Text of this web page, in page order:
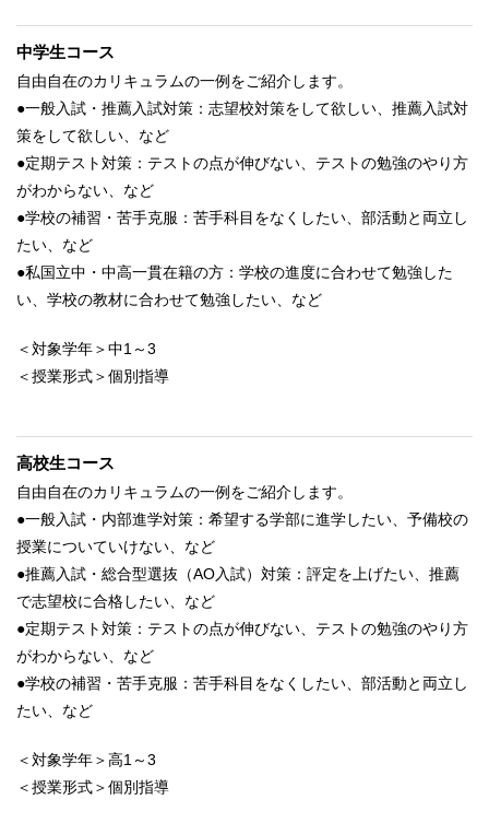
中学生コース
自由自在のカリキュラムの一例をご紹介します。
●一般入試・推薦入試対策：志望校対策をして欲しい、推薦入試対
策をして欲しい、など
●定期テスト対策：テストの点が伸びない、テストの勉強のやり方
がわからない、など
●学校の補習・苦手克服：苦手科目をなくしたい、部活動と両立し
たい、など
●私国立中・中高一貫在籍の方：学校の進度に合わせて勉強した
い、学校の教材に合わせて勉強したい、など
＜対象学年＞中1～3
＜授業形式＞個別指導
高校生コース
自由自在のカリキュラムの一例をご紹介します。
●一般入試・内部進学対策：希望する学部に進学したい、予備校の
授業についていけない、など
●推薦入試・総合型選抜（AO入試）対策：評定を上げたい、推薦
で志望校に合格したい、など
●定期テスト対策：テストの点が伸びない、テストの勉強のやり方
がわからない、など
●学校の補習・苦手克服：苦手科目をなくしたい、部活動と両立し
たい、など
＜対象学年＞高1～3
＜授業形式＞個別指導